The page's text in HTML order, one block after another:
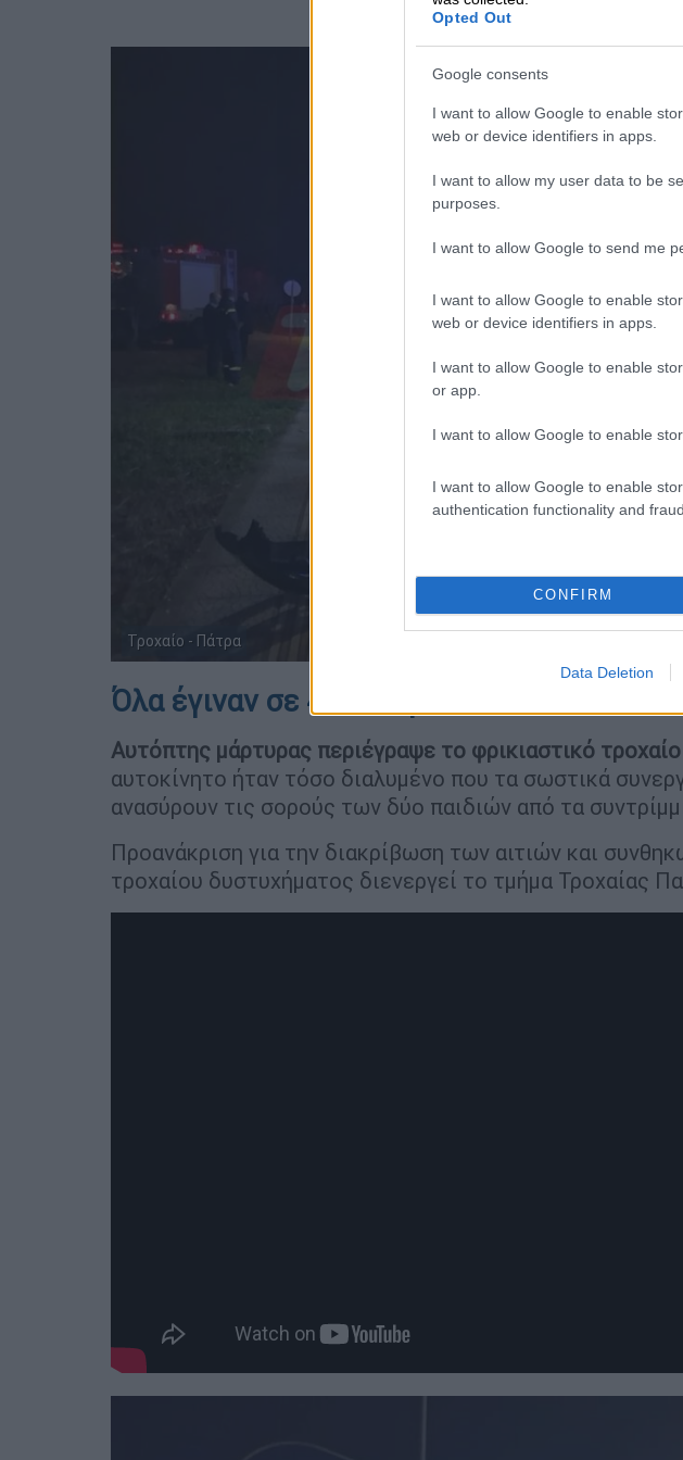
Opted Out
Google consents
I want to allow Google to enable
web or device identifiers in apps.
I want to allow my user data to be
purposes.
I want to allow Google to send me
I want to allow Google to enable
web or device identifiers in apps.
I want to allow Google to enable
or app.
I want to allow Google to enable
I want to allow Google to enable
authentication functionality and
CONFIRM
Data Deletion
Τροχαίο - Πάτρα
Όλα έγιναν σε 4 δευτερόλεπτα - «Ήταν
Αυτόπτης μάρτυρας περιέγραψε το φρικιαστικό τροχαίο
αυτοκίνητο ήταν τόσο διαλυμένο που τα σωστικά
ανασύρουν τις σορούς των δύο παιδιών από τα
Προανάκριση για την διακρίβωση των αιτιών και
τροχαίου δυστυχήματος διενεργεί το τμήμα Τροχαίας